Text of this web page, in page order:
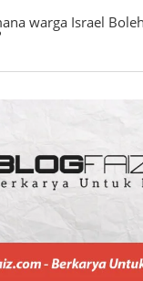
warga Israel